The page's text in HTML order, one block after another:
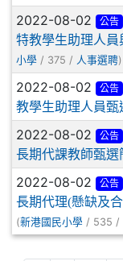
2022-08-02 公告
特教學生助理人
小學 / 375 / 人事選聘)
2022-08-02 公告
教學生助理人員甄
2022-08-02 公告
長期代課教師甄選
2022-08-02 公告
長期代理(懸缺及
(新港國民小學 / 535 /